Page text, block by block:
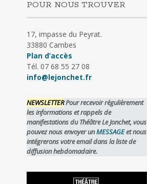
POUR NOUS TROUVER
17, impasse du Peyrat.
33880 Cambes
Plan d’accès
Tél. 07 68 55 27 08
info@lejonchet.fr
NEWSLETTERPour recevoir régulièrement
les informations et rappels de
manifestations du Théâtre Le Jonchet, vous
pouvez nous envoyer unMESSAGEet nous
intégrerons votre email dans la liste de
diffusion hebdomadaire.